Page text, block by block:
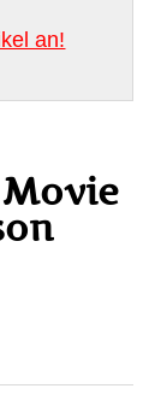
an!